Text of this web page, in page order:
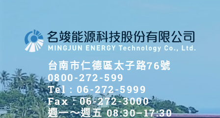
台南市仁德區太子路76號
0800-272-599
Tel : 06-272-5999
Fax : 06-272-3000
週一～週五 08:30–17:30